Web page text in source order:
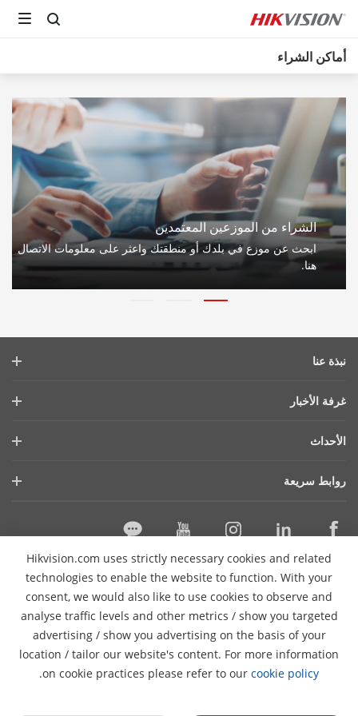
أماكن الشراء
الشراء من الموزعين المعتمدين
ابحث عن موزع في بلدك أو منطقتك واعثر على معلومات الاتصال
هنا.
Hikvision.com uses strictly necessary cookies and related
technologies to enable the website to function. With your
consent, we would also like to use cookies to observe and
analyse traffic levels and other metrics / show you targeted
advertising / show you advertising on the basis of your
location / tailor our website's content. For more information
on cookie practices please refer to our cookie policy
.
نبذة عنا
ملف الشركة
الأمن السيبراني
الاستدامة
اتصل بنا
غرفة الأخبار
المدونة
قصص النجاح
الأحداث
روابط سريعة
أماكن الشراء
الدعم عبر الإنترنت
اتصل بنا
اشترك في النشرة الإخبارية
© 2026 Hangzhou Hikvision Digital Technology Co., Ltd. جميع
الحقوق محفوظة
الغاء الشتراك سياسة الخصوصية
سياسة